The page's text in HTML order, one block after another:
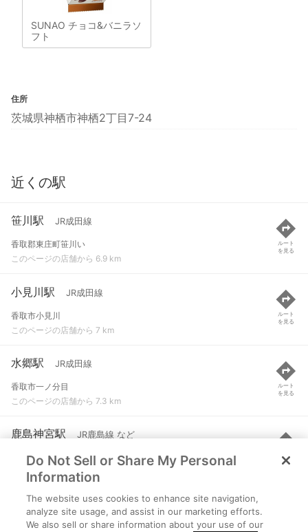
SUNAO チョコ&バニラソ
フト
住所
茨城県神栖市神栖2丁目7-24
近くの駅
笹川駅 JR成田線
香取郡東庄町笹川い
このページの店舗から 6.9 km
ルート
を見る
小見川駅 JR成田線
香取市小見川
このページの店舗から 7 km
ルート
を見る
水郷駅 JR成田線
香取市一ノ分目
このページの店舗から 7.3 km
ルート
を見る
鹿島神宮駅 JR鹿島線 など
鹿嶋市宮中
このページの店舗から 8 km
ルート
を見る
延方駅 JR鹿島線
潮来市延方字押立
Do Not Sell or Share My Personal
Information
The website uses cookies to enhance site navigation,
analyze site usage, and assist in our marketing efforts.
We also sell or share information about your use of our